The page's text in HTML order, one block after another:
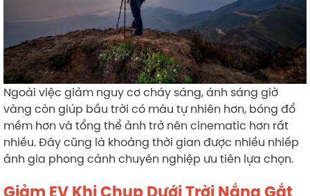
Ngoài việc giảm nguy cơ cháy sáng, ánh sáng giờ
vàng còn giúp bầu trời có màu tự nhiên hơn, bóng đổ
mềm hơn và tổng thể ảnh trở nên cinematic hơn rất
nhiều. Đây cũng là khoảng thời gian được nhiều nhiếp
ảnh gia phong cảnh chuyên nghiệp ưu tiên lựa chọn.
Giảm EV Khi Chụp Dưới Trời Nắng Gắt